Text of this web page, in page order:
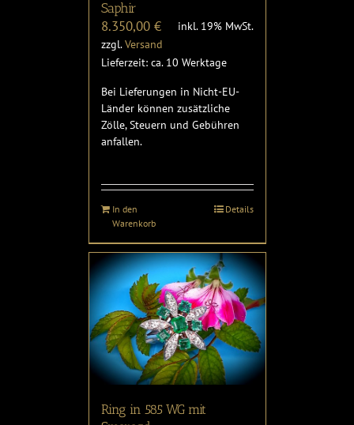
Saphir
8.350,00 €
inkl. 19% MwSt.
zzgl.Versand
Lieferzeit: ca. 10 Werktage
Bei Lieferungen in Nicht-EU-
Länder können zusätzliche
Zölle, Steuern und Gebühren
anfallen.
In den
Warenkorb
Details
Ring in 585 WG mit